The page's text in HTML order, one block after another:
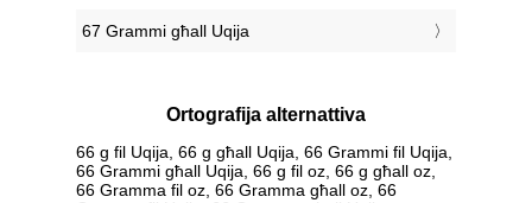
67 Grammi għall Uqija
Ortografija alternattiva
66 g fil Uqija, 66 g għall Uqija, 66 Grammi fil Uqija,
66 Grammi għall Uqija, 66 g fil oz, 66 g għall oz,
66 Gramma fil oz, 66 Gramma għall oz, 66